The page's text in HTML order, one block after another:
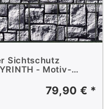
Sichtschutz
- Motiv-
79,90 € *